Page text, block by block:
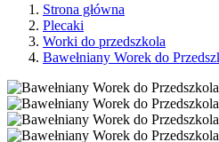
Strona główna
Plecaki
Worki do przedszkola
Bawełniany Worek do